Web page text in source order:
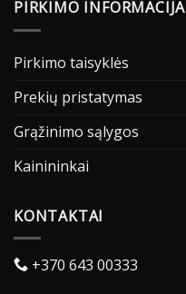
PIRKIMO INFORMACIJA
Pirkimo taisyklės
Prekių pristatymas
Grąžinimo sąlygos
Kainininkai
KONTAKTAI
+370 643 00333